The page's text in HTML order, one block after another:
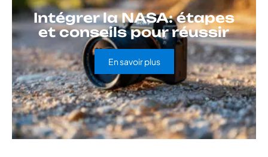
Intégrer la NASA: étapes
et conseils pour réussir
En savoir plus